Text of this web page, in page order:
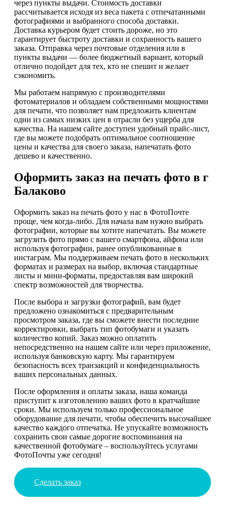
через пункты выдачи. Стоимость доставки
рассчитывается исходя из веса пакета с отпечатанными
фотографиями и выбранного способа доставки.
Доставка курьером будет стоить дороже, но это
гарантирует быстроту доставки и сохранность вашего
заказа. Отправка через почтовые отделения или в
пункты выдачи — более бюджетный вариант, который
отлично подойдет для тех, кто не спешит и желает
сэкономить.
Мы работаем напрямую с производителями
фотоматериалов и обладаем собственными мощностями
для печати, что позволяет нам предложить клиентам
одни из самых низких цен в отрасли без ущерба для
качества. На нашем сайте доступен удобный прайс-лист,
где вы можете подобрать оптимальное соотношение
цены и качества для своего заказа, напечатать фото
дешево и качественно.
Оформить заказ на печать фото в г
Балаково
Оформить заказ на печать фото у нас в ФотоПочте
проще, чем когда-либо. Для начала вам нужно выбрать
фотографии, которые вы хотите напечатать. Вы можете
загрузить фото прямо с вашего смартфона, айфона или
используя фотографии, ранее опубликованные в
инстаграм. Мы поддерживаем печать фото в нескольких
форматах и размерах на выбор, включая стандартные
листы и мини-форматы, предоставляя вам широкий
спектр возможностей для творчества.
После выбора и загрузки фотографий, вам будет
предложено ознакомиться с предварительным
просмотром заказа, где вы сможете внести последние
корректировки, выбрать тип фотобумаги и указать
количество копий. Заказ можно оплатить
непосредственно на нашем сайте или через приложение,
используя банковскую карту. Мы гарантируем
безопасность всех транзакций и конфиденциальность
ваших персональных данных.
После оформления и оплаты заказа, наша команда
приступит к изготовлению ваших фото в кратчайшие
сроки. Мы используем только профессиональное
оборудование для печати, чтобы обеспечить высочайшее
качество каждого отпечатка. Не упускайте возможность
сохранить свои самые дорогие воспоминания на
качественной фотобумаге – воспользуйтесь услугами
ФотоПочты уже сегодня!
Сделать заказ